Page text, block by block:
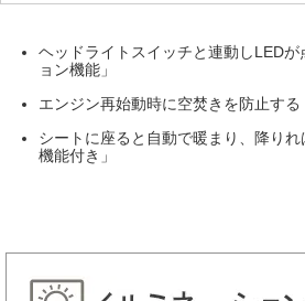
ヘッドライトスイッチと連動しLED
ョン機能」
エンジン再始動時に空焚きを防止する
シートに座ると自動で暖まり、降り
機能付き」